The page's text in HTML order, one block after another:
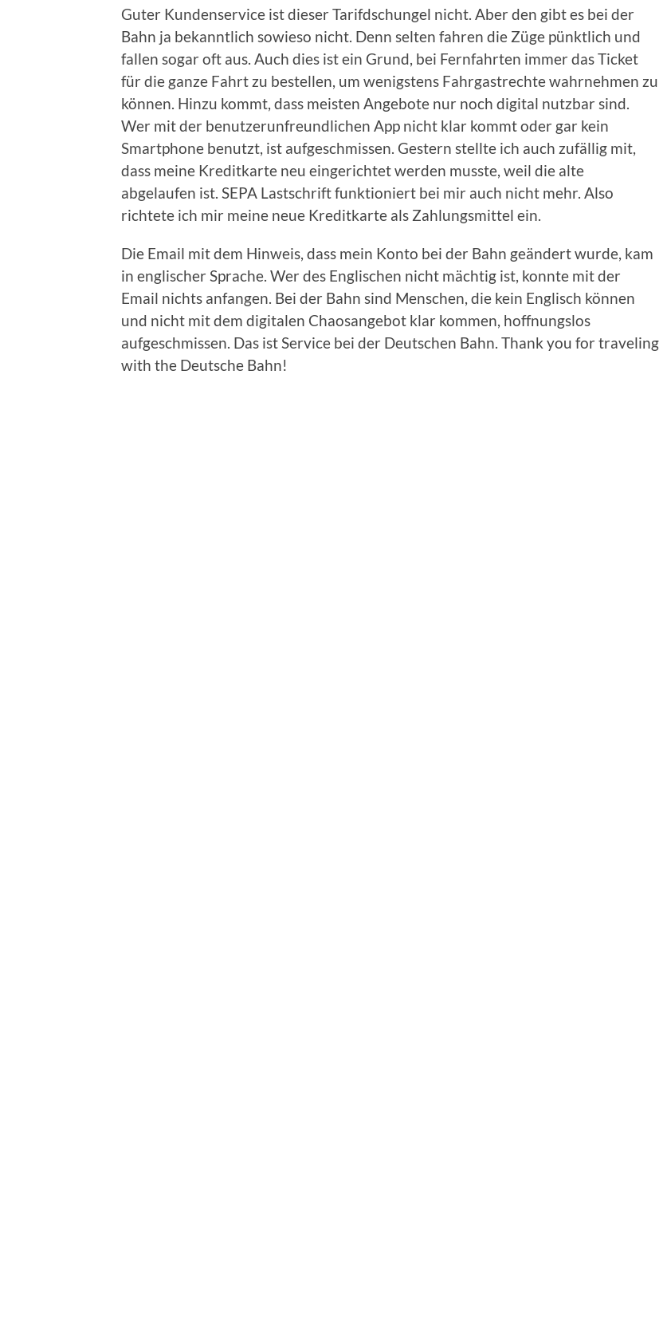
Guter Kundenservice ist dieser Tarifdschungel nicht. Aber den gibt es bei der
Bahn ja bekanntlich sowieso nicht. Denn selten fahren die Züge pünktlich und
fallen sogar oft aus. Auch dies ist ein Grund, bei Fernfahrten immer das Ticket
für die ganze Fahrt zu bestellen, um wenigstens Fahrgastrechte wahrnehmen zu
können. Hinzu kommt, dass meisten Angebote nur noch digital nutzbar sind.
Wer mit der benutzerunfreundlichen App nicht klar kommt oder gar kein
Smartphone benutzt, ist aufgeschmissen. Gestern stellte ich auch zufällig mit,
dass meine Kreditkarte neu eingerichtet werden musste, weil die alte
abgelaufen ist. SEPA Lastschrift funktioniert bei mir auch nicht mehr. Also
richtete ich mir meine neue Kreditkarte als Zahlungsmittel ein.
Die Email mit dem Hinweis, dass mein Konto bei der Bahn geändert wurde, kam
in englischer Sprache. Wer des Englischen nicht mächtig ist, konnte mit der
Email nichts anfangen. Bei der Bahn sind Menschen, die kein Englisch können
und nicht mit dem digitalen Chaosangebot klar kommen, hoffnungslos
aufgeschmissen. Das ist Service bei der Deutschen Bahn. Thank you for traveling
with the Deutsche Bahn!